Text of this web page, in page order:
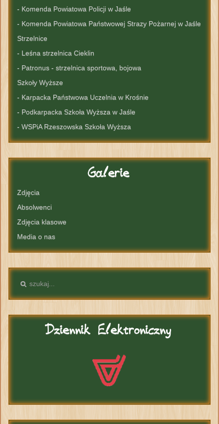
- Komenda Powiatowa Policji w Jaśle
- Komenda Powiatowa Państwowej Strazy Pożarnej w Jaśle
Strzelnice
- Leśna strzelnica Cieklin
- Patronus - strzelnica sportowa, bojowa
Szkoły Wyższe
- Karpacka Państwowa Uczelnia w Krośnie
- Podkarpacka Szkoła Wyższa w Jaśle
- WSPiA Rzeszowska Szkoła Wyższa
Galerie
Zdjęcia
Absolwenci
Zdjęcia klasowe
Media o nas
DziennikElektroniczny